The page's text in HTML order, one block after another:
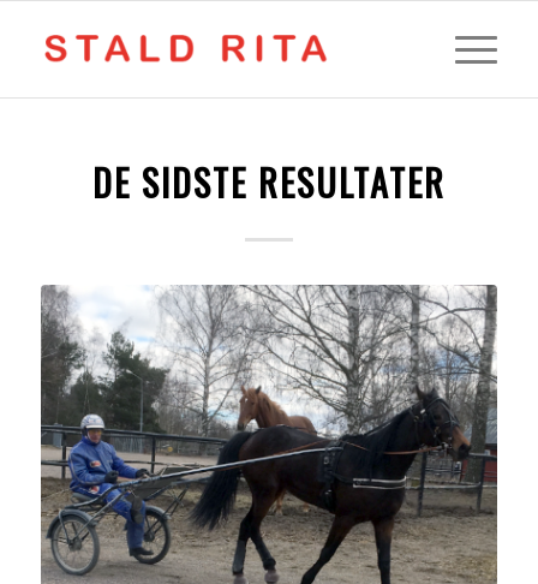
DE SIDSTE RESULTATER